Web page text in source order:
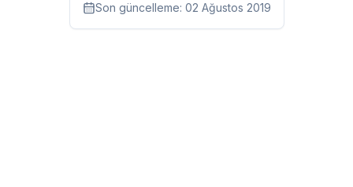
Son güncelleme: 02 Ağustos 2019